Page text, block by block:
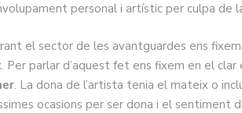
personal i artístic per culpa de
el sector de les avantguardes ens
. Per parlar d’aquest fet ens fixem en el
. La dona de l’artista tenia el mateix o
ocasions per ser dona i el sentiment